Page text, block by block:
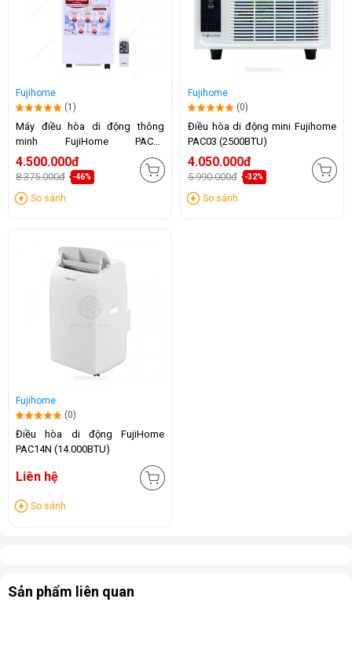
Fujihome
(1)
Máy điều hòa di động thông
minh FujiHome PAC07
(7000BTU)
4.500.000đ
8.375.000đ -46%
So sánh
Fujihome
(0)
Điều hòa di động mini Fujihome
PAC03 (2500BTU)
4.050.000đ
5.990.000đ -32%
So sánh
Fujihome
(0)
Điều hòa di động FujiHome
PAC14N (14.000BTU)
Liên hệ
So sánh
Sản phẩm liên quan